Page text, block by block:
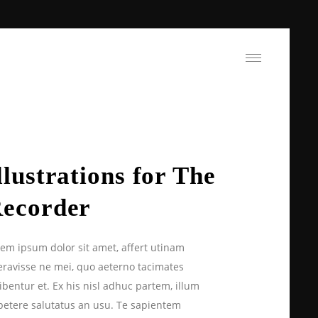
for The
ipsum dolor sit amet, affert utinam
ne mei, quo aeterno tacimates
et. Ex his nisl adhuc partem, illum
salutatus an usu. Te sapientem